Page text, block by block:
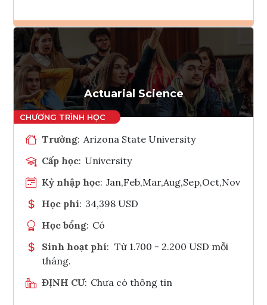
Ghi danh
Tham vấn Interlink
Actuarial Science
Trường: Arizona State University
Cấp học: University
Kỳ nhập học: Jan,Feb,Mar,Aug,Sep,Oct,Nov
Học phí: 34,398 USD
Học bổng: Có
Sinh hoạt phí: Từ 1.700 - 2.200 USD mỗi
tháng.
ĐỊNH CƯ: Chưa có thông tin